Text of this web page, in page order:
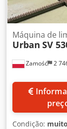
Zamość 2
Máquina de
Urban SV
Condição: